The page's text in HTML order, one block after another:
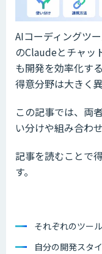
AIコーディングツ
のClaudeとチャッ
も開発を効率化す
得意分野は大きく異
この記事では、両
い分けや組み合わ
記事を読むことで
す。
それぞれのツー
自分の開発スタ